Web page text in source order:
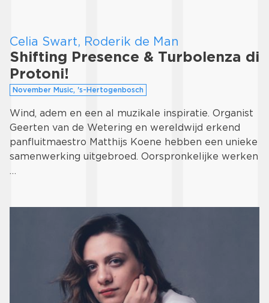
Celia Swart, Roderik de Man
Shifting Presence & Turbolenza di
Protoni!
November Music, 's-Hertogenbosch
Wind, adem en een al muzikale inspiratie. Organist
Geerten van de Wetering en wereldwijd erkend
panfluitmaestro Matthijs Koene hebben een unieke
samenwerking uitgebroed. Oorspronkelijke werken
…